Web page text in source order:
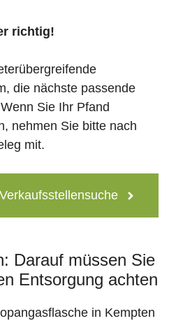
richtig!
die nächste passende
Sie Ihr Pfand
nehmen Sie bitte nach
mit.
Darauf müssen Sie
Entsorgung achten
in Kempten